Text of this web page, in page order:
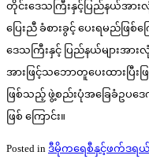
တိုင်းဒေသကြီးနှင့်ပြည်နယ်အာ
ပြေးညီ ခံစားခွင့် ပေးရမည်ဖ
ဒေသကြီးနှင့် ပြည်နယ်များအား
အားဖြင့်သဘောတူပေးထားပြီး
ဖြစ်သည့် ဖွဲ့စည်းပုံအခြေခံဥပ
ဖြစ် ကြောင်း။
Posted in ဒီမိုကရေစီနှင့်ဖက်ဒရယ်